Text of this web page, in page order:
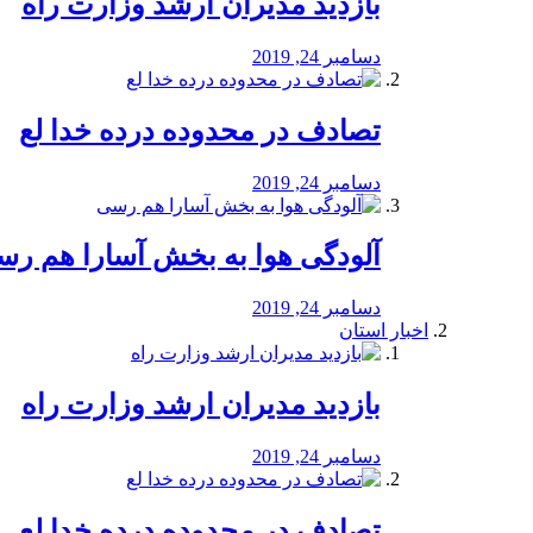
دسامبر 24, 2019
تصادف در محدوده درده خدا لع
دسامبر 24, 2019
آلودگی هوا به بخش آسارا هم
دسامبر 24, 2019
اخبار استان
بازدید مدیران ارشد وزارت راه
دسامبر 24, 2019